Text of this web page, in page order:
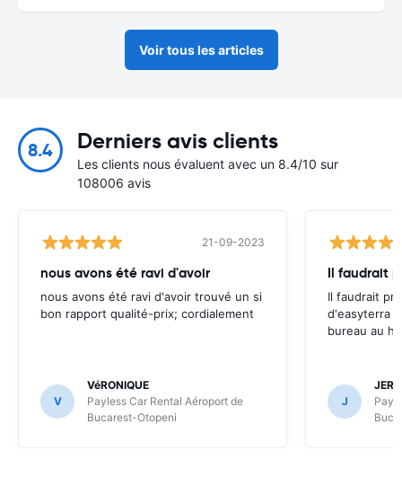
Voir tous les articles
8.4 Derniers avis clients
Les clients nous évaluent avec un 8.4/10 sur
108006 avis
21-09-2023
nous avons été ravi d'avoir
nous avons été ravi d'avoir trouvé un si
bon rapport qualité-prix; cordialement
V
VéRONIQUE
Payless Car Rental Aéroport de
Bucarest-Otopeni
Il faudrait
Il faudrait
d'easyterra
bureau au
J